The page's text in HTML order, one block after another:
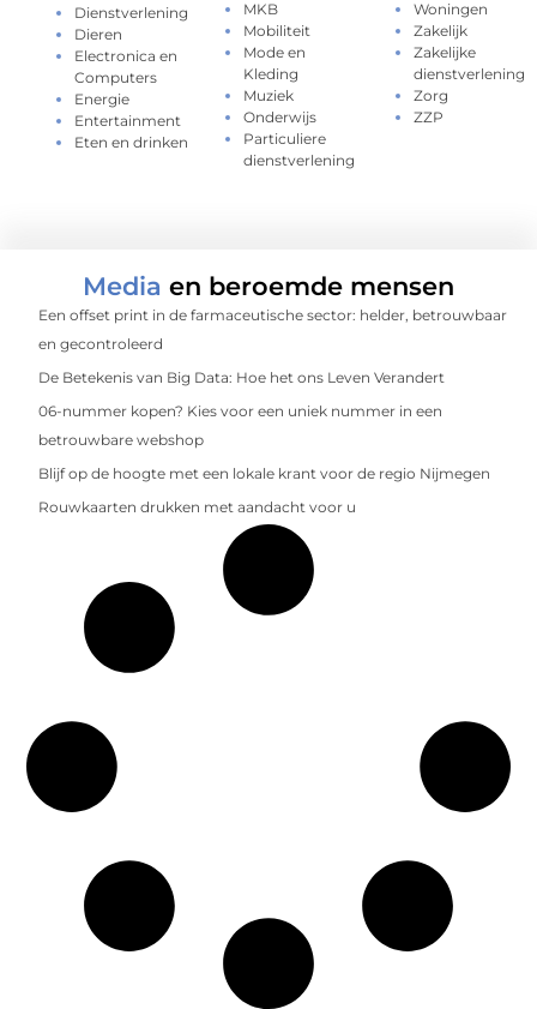
Dienstverlening
Dieren
Electronica en
Computers
Energie
Entertainment
Eten en drinken
MKB
Mobiliteit
Mode en
Kleding
Muziek
Onderwijs
Particuliere
dienstverlening
Woningen
Zakelijk
Zakelijke
dienstverlening
Zorg
ZZP
Media en beroemde mensen
Een offset print in de farmaceutische sector: helder, betrouwbaar
en gecontroleerd
De Betekenis van Big Data: Hoe het ons Leven Verandert
06-nummer kopen? Kies voor een uniek nummer in een
betrouwbare webshop
Blijf op de hoogte met een lokale krant voor de regio Nijmegen
Rouwkaarten drukken met aandacht voor u